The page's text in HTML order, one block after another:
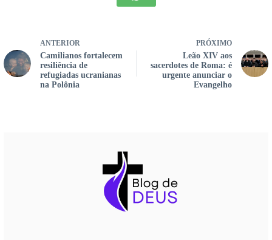
ANTERIOR
Camilianos fortalecem
resiliência de
refugiadas ucranianas
na Polônia
PRÓXIMO
Leão XIV aos
sacerdotes de Roma: é
urgente anunciar o
Evangelho